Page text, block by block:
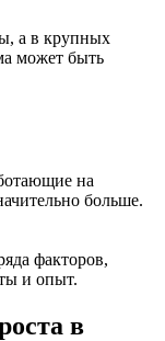
а в крупных
может быть
на
больше.
факторов,
и опыт.
в